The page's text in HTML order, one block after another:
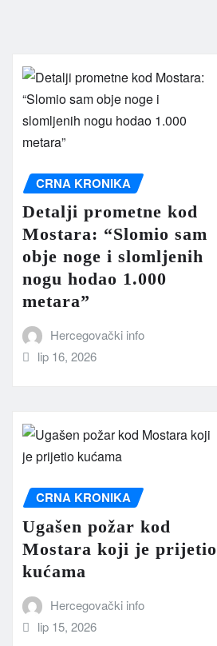
CRNA KRONIKA
Detalji prometne kod
Mostara: “Slomio sam
obje noge i slomljenih
nogu hodao 1.000
metara”
Hercegovački info
lip 16, 2026
CRNA KRONIKA
Ugašen požar kod
Mostara koji je prijetio
kućama
Hercegovački info
lip 15, 2026